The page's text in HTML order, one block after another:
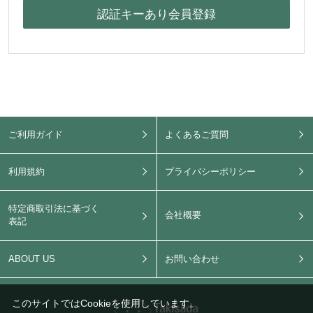
ご利用ガイド よくあるご質問
利用規約 プライバシーポリシー
特定商取引法に基づく
表記
会社概要
ABOUT US お問い合わせ
このサイトではCookieを使用しています。